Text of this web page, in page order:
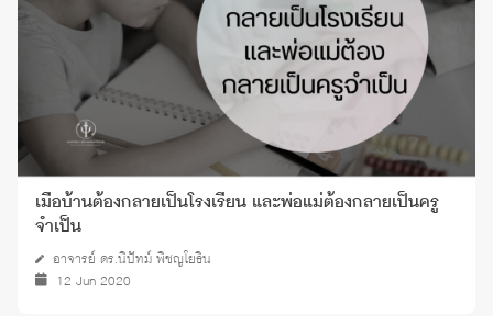
เมื่อบ้านต้องกลายเป็นโรงเรียน และพ่อแม่ต้องกลายเป็นครู
จำเป็น
อาจารย์ ดร.นิปัทม์ พิชญโยธิน
12 Jun 2020